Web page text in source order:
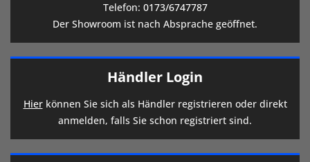
Telefon: 0173/6747787
Der Showroom ist nach Absprache geöffnet.
Händler Login
Hierkönnen Sie sich als Händler registrieren oder direkt
anmelden, falls Sie schon registriert sind.